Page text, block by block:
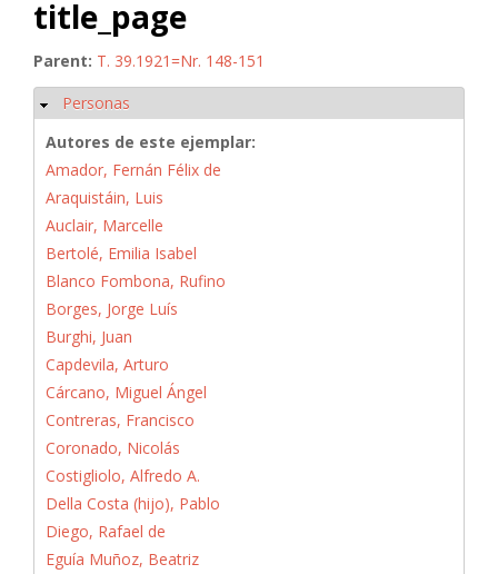
title_page
Parent: T. 39.1921=Nr. 148-151
Ocultar
Personas
Autores de este ejemplar:
Amador, Fernán Félix de
Araquistáin, Luis
Auclair, Marcelle
Bertolé, Emilia Isabel
Blanco Fombona, Rufino
Borges, Jorge Luís
Burghi, Juan
Capdevila, Arturo
Cárcano, Miguel Ángel
Contreras, Francisco
Coronado, Nicolás
Costigliolo, Alfredo A.
Della Costa (hijo), Pablo
Diego, Rafael de
Eguía Muñoz, Beatriz